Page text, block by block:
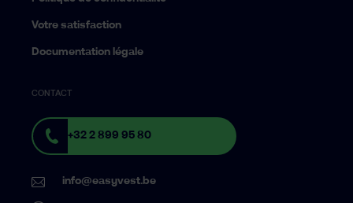
Votre satisfaction
Documentation légale
CONTACT
+32 2 899 95 80
info@easyvest.be